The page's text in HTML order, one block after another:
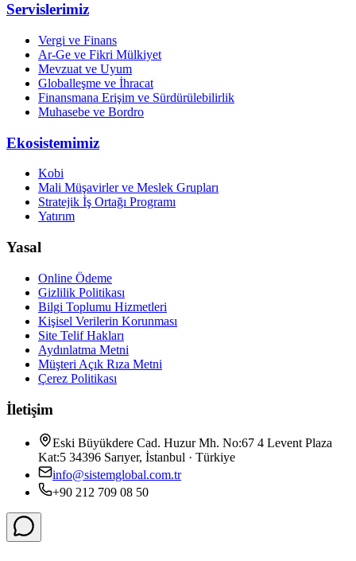
Servislerimiz
Vergi ve Finans
Ar-Ge ve Fikri Mülkiyet
Mevzuat ve Uyum
Globalleşme ve İhracat
Finansmana Erişim ve Sürdürülebilirlik
Muhasebe ve Bordro
Ekosistemimiz
Kobi
Mali Müşavirler ve Meslek Grupları
Stratejik İş Ortağı Programı
Yatırım
Yasal
Online Ödeme
Gizlilik Politikası
Bilgi Toplumu Hizmetleri
Kişisel Verilerin Korunması
Site Telif Hakları
Aydınlatma Metni
Müşteri Açık Rıza Metni
Çerez Politikası
İletişim
Eski Büyükdere Cad. Huzur Mh. No:67 4 Levent Plaza
Kat:5 34396 Sarıyer, İstanbul · Türkiye
info@sistemglobal.com.tr
+90 212 709 08 50